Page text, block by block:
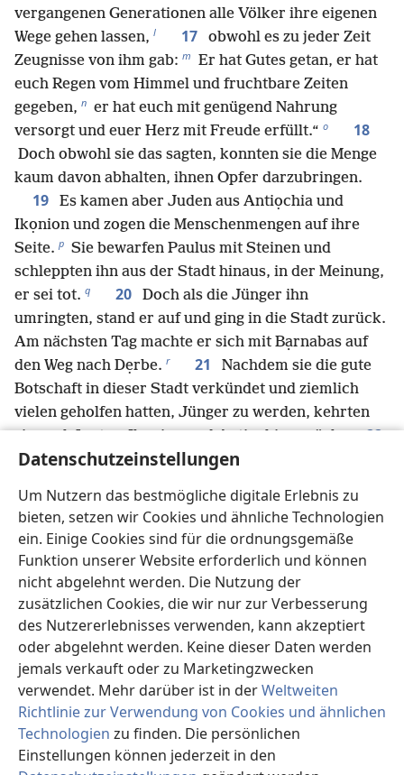
Datenschutzeinstellungen
Um Nutzern das bestmögliche digitale Erlebnis zu
bieten, setzen wir Cookies und ähnliche Technologien
ein. Einige Cookies sind für die ordnungsgemäße
Funktion unserer Website erforderlich und können
nicht abgelehnt werden. Die Nutzung der
zusätzlichen Cookies, die wir nur zur Verbesserung
des Nutzererlebnisses verwenden, kann akzeptiert
oder abgelehnt werden. Keine dieser Daten werden
jemals verkauft oder zu Marketingzwecken
verwendet. Mehr darüber ist in derWeltweiten
Richtlinie zur Verwendung von Cookies und ähnlichen
Technologien zu finden. Die persönlichen
Einstellungen können jederzeit in den
vergangenen Generationen alle Völker ihre eigenen
Wege gehen lassen, l 17
obwohl es zu jeder Zeit
Zeugnisse von ihm gab: m Er hat Gutes getan, er hat
euch Regen vom Himmel und fruchtbare Zeiten
gegeben, n er hat euch mit genügend Nahrung
versorgt und euer Herz mit Freude erfüllt.“ o 18
Doch obwohl sie das sagten, konnten sie die Menge
kaum davon abhalten, ihnen Opfer darzubringen.
19
Es kamen aber Juden aus Antiọchia und
Ikọnion und zogen die Menschenmengen auf ihre
Seite. p Sie bewarfen Paulus mit Steinen und
schleppten ihn aus der Stadt hinaus, in der Meinung,
er sei tot. q 20
Doch als die Jünger ihn
umringten, stand er auf und ging in die Stadt zurück.
Am nächsten Tag machte er sich mit Bạrnabas auf
den Weg nach Dẹrbe. r 21
Nachdem sie die gute
Botschaft in dieser Stadt verkündet und ziemlich
vielen geholfen hatten, Jünger zu werden, kehrten
sie nach Lỵstra, Ikọnion und Antiọchia zurück. 22
Dort stärkten sie die Jünger s und ermutigten sie,
Schwierigkeiten * durchmachen, bevor wir ins
Königreich Gottes kommen.“ t 23
Außerdem
setzten sie in jeder Versammlung Älteste ein. u Sie
beteten und fasteten
und vertrauten sie Jehova an,
an den sie nun glaubten.
24 Dann zogen sie durch Pisịdien und kamen
nach Pamphỵlien. w 25 Nachdem sie das Wort
Gottes in Pẹrge verkündet hatten, gingen sie nach
Attạlia hinunter. 26 Von dort segelten sie zurück
nach Antiọchia, wo sie für die Aufgabe * , die sie nun
ausgeführt hatten, der unverdienten Güte Gottes
anvertraut worden waren. x